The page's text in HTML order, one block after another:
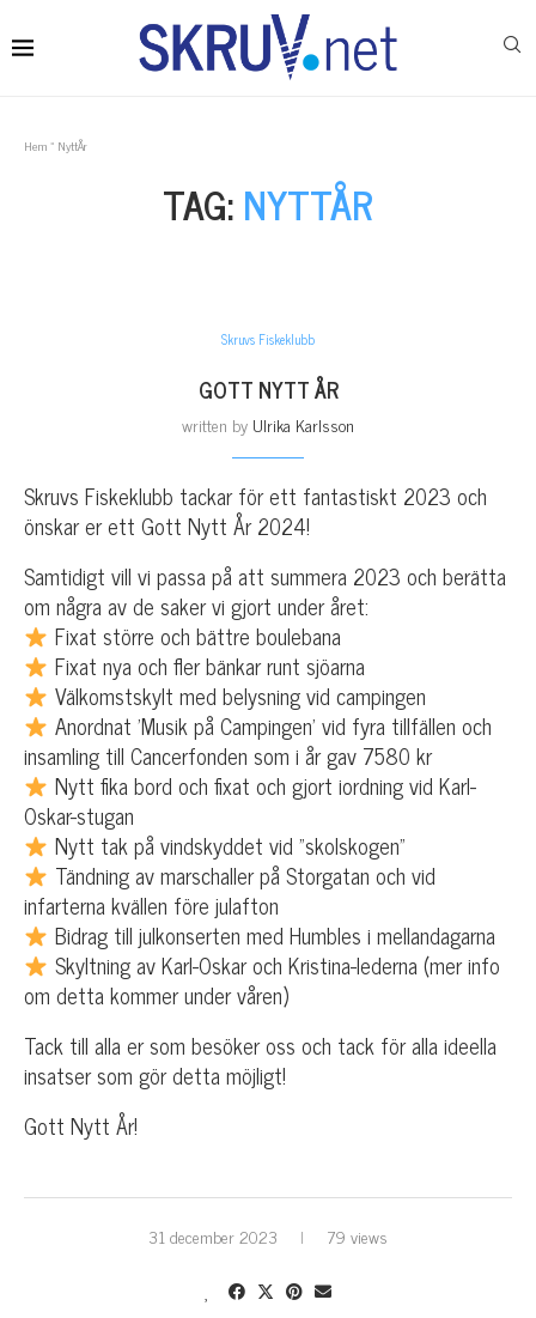
Hem» NyttÅr
TAG:NYTTÅR
Skruvs Fiskeklubb
GOTT NYTT ÅR
written by Ulrika Karlsson
Skruvs Fiskeklubb tackar för ett fantastiskt 2023 och
önskar er ett Gott Nytt År 2024!
Samtidigt vill vi passa på att summera 2023 och berätta
om några av de saker vi gjort under året:
Fixat större och bättre boulebana
Fixat nya och fler bänkar runt sjöarna
Välkomstskylt med belysning vid campingen
Anordnat ’Musik på Campingen’ vid fyra tillfällen och
insamling till Cancerfonden som i år gav 7580 kr
Nytt fika bord och fixat och gjort iordning vid Karl-
Oskar-stugan
Nytt tak på vindskyddet vid ”skolskogen”
Tändning av marschaller på Storgatan och vid
infarterna kvällen före julafton
Bidrag till julkonserten med Humbles i mellandagarna
Skyltning av Karl-Oskar och Kristina-lederna (mer info
om detta kommer under våren)
Tack till alla er som besöker oss och tack för alla ideella
insatser som gör detta möjligt!
Gott Nytt År!
31 december 2023 79 views